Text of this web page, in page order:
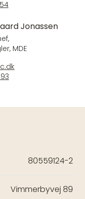
Jonassen
MDE
80559124-2
Vimmerbyvej 89